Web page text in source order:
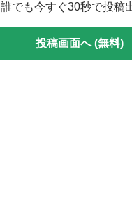
誰でも今すぐ30秒で投稿
投稿画面へ (無料)